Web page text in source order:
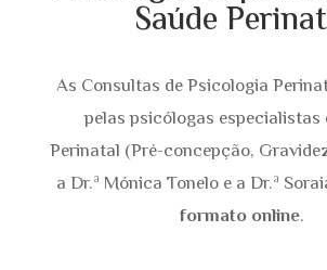
Saúde
As Consultas de Psicologia
pelas psicólogas especialistas
Perinatal (Pré-concepção,
a Dr.ª Mónica Tonelo e a Dr.ª
formato online.